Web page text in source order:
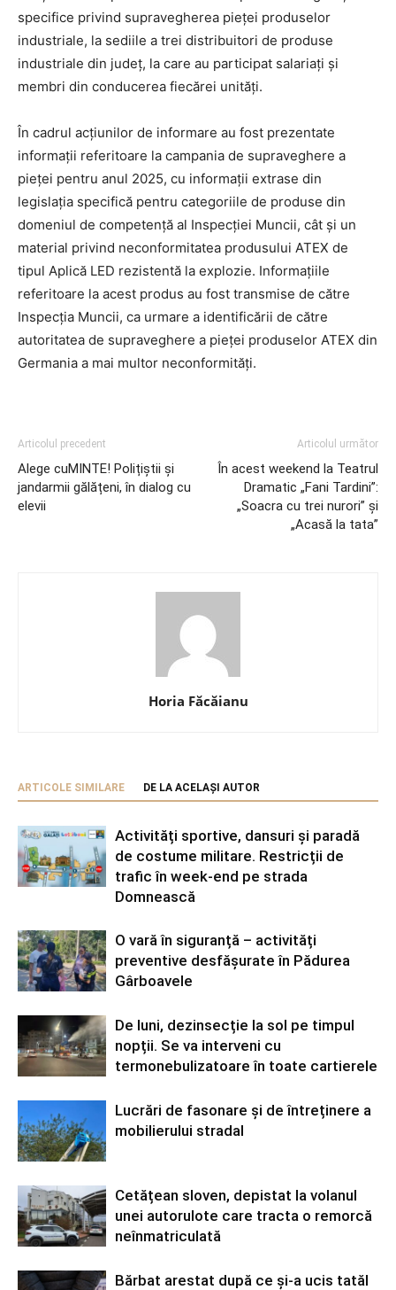
specifice privind supravegherea pieței produselor
industriale, la sediile a trei distribuitori de produse
industriale din județ, la care au participat salariați și
membri din conducerea fiecărei unități.
În cadrul acțiunilor de informare au fost prezentate
informații referitoare la campania de supraveghere a
pieței pentru anul 2025, cu informații extrase din
legislația specifică pentru categoriile de produse din
domeniul de competență al Inspecției Muncii, cât și un
material privind neconformitatea produsului ATEX de
tipul Aplică LED rezistentă la explozie. Informațiile
referitoare la acest produs au fost transmise de către
Inspecția Muncii, ca urmare a identificării de către
autoritatea de supraveghere a pieței produselor ATEX din
Germania a mai multor neconformități.
Articolul precedent
Alege cuMINTE! Polițiștii și
jandarmii gălățeni, în dialog cu
elevii
Articolul următor
În acest weekend la Teatrul
Dramatic „Fani Tardini”:
„Soacra cu trei nurori” și
„Acasă la tata”
Horia Făcăianu
ARTICOLE SIMILARE DE LA ACELAȘI AUTOR
Activități sportive, dansuri și paradă
de costume militare. Restricții de
trafic în week-end pe strada
Domnească
O vară în siguranță – activități
preventive desfășurate în Pădurea
Gârboavele
De luni, dezinsecție la sol pe timpul
nopții. Se va interveni cu
termonebulizatoare în toate cartierele
Lucrări de fasonare și de întreținere a
mobilierului stradal
Cetățean sloven, depistat la volanul
unei autorulote care tracta o remorcă
neînmatriculată
Bărbat arestat după ce și-a ucis tatăl